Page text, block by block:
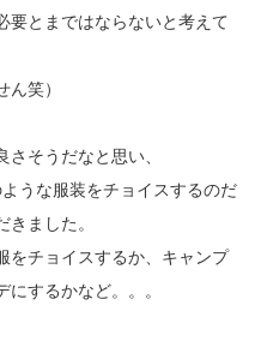
要とまではならないと考えて
ん笑）
そうだなと思い、
うな服装をチョイスするのだ
ました。
をチョイスするか、キャンプ
するかなど。。。